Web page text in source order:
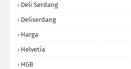
Deli Serdang
Deliserdang
Harga
Helvetia
HGB